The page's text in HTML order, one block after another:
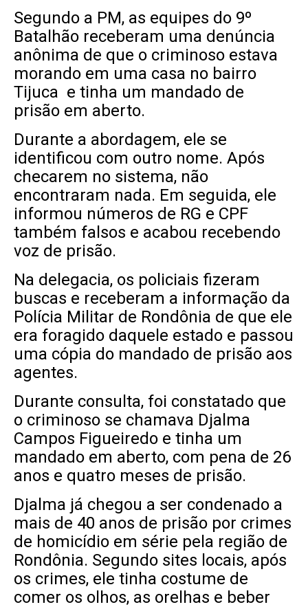
Segundo a PM, as equipes do 9º
Batalhão receberam uma denúncia
anônima de que o criminoso estava
morando em uma casa no bairro
Tijuca e tinha um mandado de
prisão em aberto.
Durante a abordagem, ele se
identificou com outro nome. Após
checarem no sistema, não
encontraram nada. Em seguida, ele
informou números de RG e CPF
também falsos e acabou recebendo
voz de prisão.
Na delegacia, os policiais fizeram
buscas e receberam a informação da
Polícia Militar de Rondônia de que ele
era foragido daquele estado e passou
uma cópia do mandado de prisão aos
agentes.
Durante consulta, foi constatado que
o criminoso se chamava Djalma
Campos Figueiredo e tinha um
mandado em aberto, com pena de 26
anos e quatro meses de prisão.
Djalma já chegou a ser condenado a
mais de 40 anos de prisão por crimes
de homicídio em série pela região de
Rondônia. Segundo sites locais, após
os crimes, ele tinha costume de
comer os olhos, as orelhas e beber